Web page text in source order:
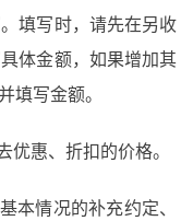
填写时，请先在另收
体金额，如果增加其
填写金额。
优惠、折扣的价格。
本情况的补充约定、